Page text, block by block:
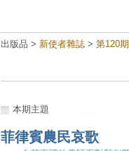
出版品 > 新使者雜誌 > 第120
本期主題
菲律賓農民哀歌